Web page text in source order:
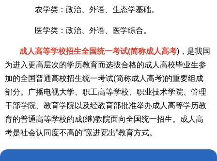
农学类：政治、外语、生态学基础。
医学类：政治、外语、医学综合。
成人高等学校招生全国统一考试(简称成人高考)，是我国
为进入更高层次的学历教育而选拔合格的成人高校毕业生参
加的全国普通高校招生统一考试(简称成人高考)的重要组成
部分。广播电视大学、职工高等学校、职业技术学院、管理
干部学院、教育学院以及经教育部批准举办成人高等学历教
育的普通高等学校的成(继)教院面向全国统一招生。成人高
考是社会认同度不高的“宽进宽出”教育方式。